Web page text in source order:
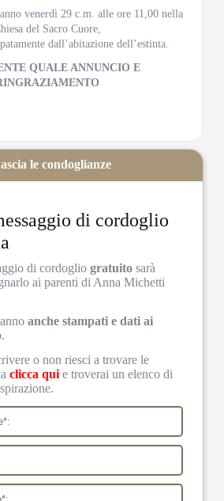
venerdì 29 c.m. alle ore 11,00 nella
del Sacro Cuore,
dall’abitazione dell’estinta.
QUALE ANNUNCIO E
di cordoglio
di cordogliogratuito sarà
ai parenti di Anna Michetti
anche stampati e dati ai
o non riesci a trovare le
clicca qui e troverai un elenco di
le condoglianze